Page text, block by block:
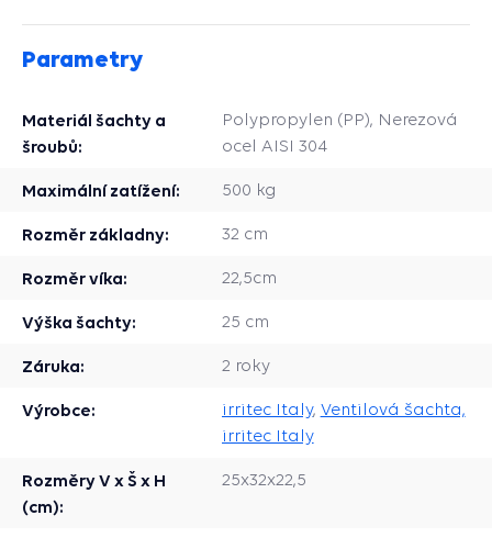
Parametry
Materiál šachty a
šroubů:
Polypropylen (PP), Nerezová
ocel AISI 304
Maximální zatížení: 500 kg
Rozměr základny: 32 cm
Rozměr víka: 22,5cm
Výška šachty: 25 cm
Záruka: 2 roky
Výrobce: irritec Italy, Ventilová šachta,
irritec Italy
Rozměry V x Š x H
(cm):
25x32x22,5